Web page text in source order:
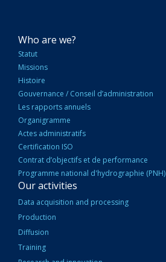
NAVIGATION
PRINCIPALE
Who are we?
Statut
Missions
Histoire
Gouvernance / Conseil d’administration
Les rapports annuels
Organigramme
Actes administratifs
Certification ISO
Contrat d’objectifs et de performance
Programme national d'hydrographie (PNH)
Our activities
Data acquisition and processing
Production
Diffusion
Training